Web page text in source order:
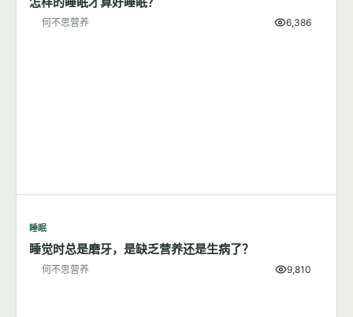
何不思营养 6,386
睡眠
睡觉时总是磨牙，是缺乏营养还是生病了？
何不思营养 9,810